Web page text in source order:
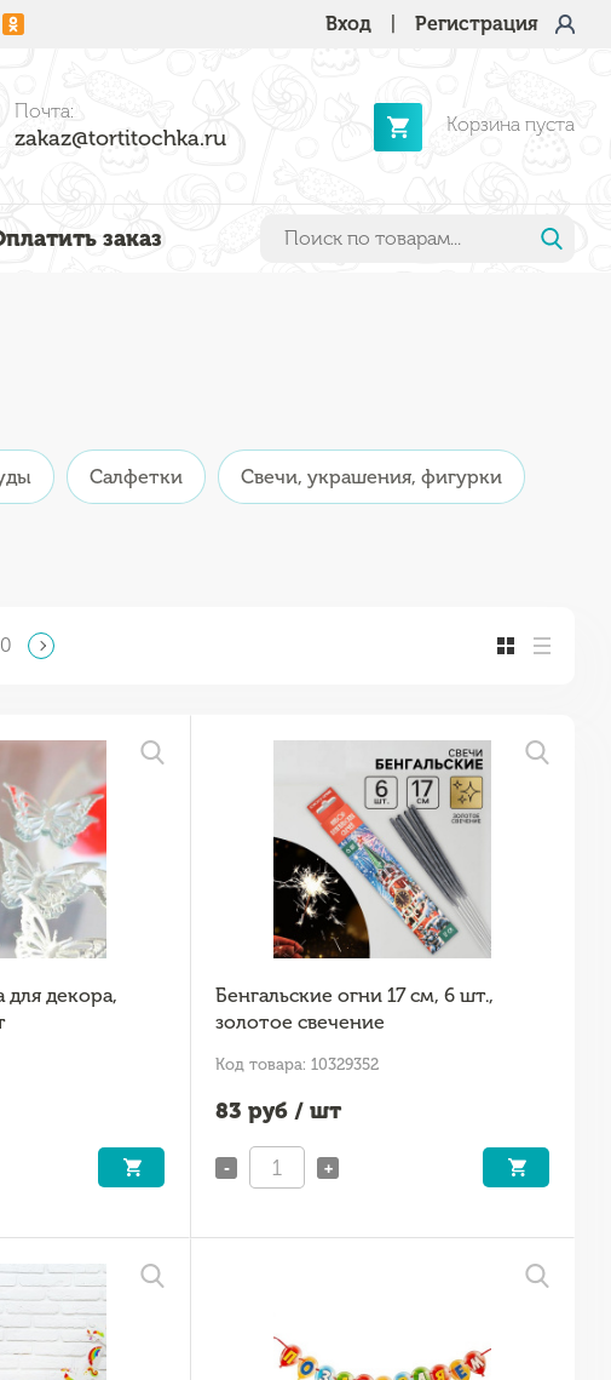
Вход Регистрация
Почта:
zakaz@tortitochka.ru
Корзина пуста
заказ
Салфетки Свечи, украшения, фигурки
для декора,
Бенгальские огни 17 см, 6 шт.,
золотое свечение
Код товара: 10329352
83 руб / шт
- +